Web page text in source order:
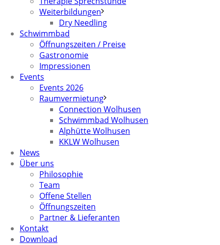
Weiterbildungen
Dry Needling
Schwimmbad
Öffnungszeiten / Preise
Gastronomie
Impressionen
Events
Events 2026
Raumvermietung
Connection Wolhusen
Schwimmbad Wolhusen
Alphütte Wolhusen
KKLW Wolhusen
News
Über uns
Philosophie
Team
Offene Stellen
Öffnungszeiten
Partner & Lieferanten
Kontakt
Download